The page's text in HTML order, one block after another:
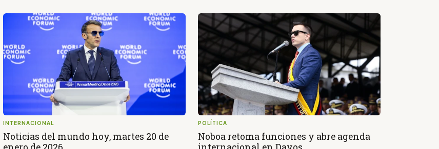
INTERNACIONAL
Noticias del mundo hoy, martes 20 de
POLÍTICA
Noboa retoma funciones y abre agenda